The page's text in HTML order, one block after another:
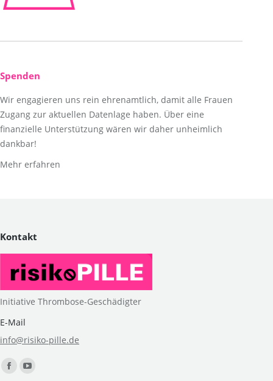
Spenden
Wir engagieren uns rein ehrenamtlich, damit alle Frauen
Zugang zur aktuellen Datenlage haben. Über eine
finanzielle Unterstützung wären wir daher unheimlich
dankbar!
Mehr erfahren
Kontakt
Initiative Thrombose-Geschädigter
E-Mail
info@risiko-pille.de
Finden Sie uns auf:
FacebookYouTube